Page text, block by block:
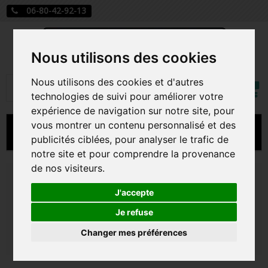
Nous utilisons des cookies
Nous utilisons des cookies et d'autres
technologies de suivi pour améliorer votre
expérience de navigation sur notre site, pour
vous montrer un contenu personnalisé et des
publicités ciblées, pour analyser le trafic de
notre site et pour comprendre la provenance
de nos visiteurs.
J'accepte
Je refuse
Changer mes préférences
06-80-42-92-13
Rechercher
Mon
MENU
CARTE A JOUER
PRÉCOMMANDE FIGURINES POP
FIGURINES POP DISNEY
FIGURINES POP MARVEL
Bienvenue sur Figurines-Goodies ! Découvrez
plus de 10 000 références de figurines Funko
Pop, cartes à collectionner et sacs
Loungefly. Nos engagements de passionnés :
des commandes expédiées en moins de 48h
et des emballages ultra-sécurisés.